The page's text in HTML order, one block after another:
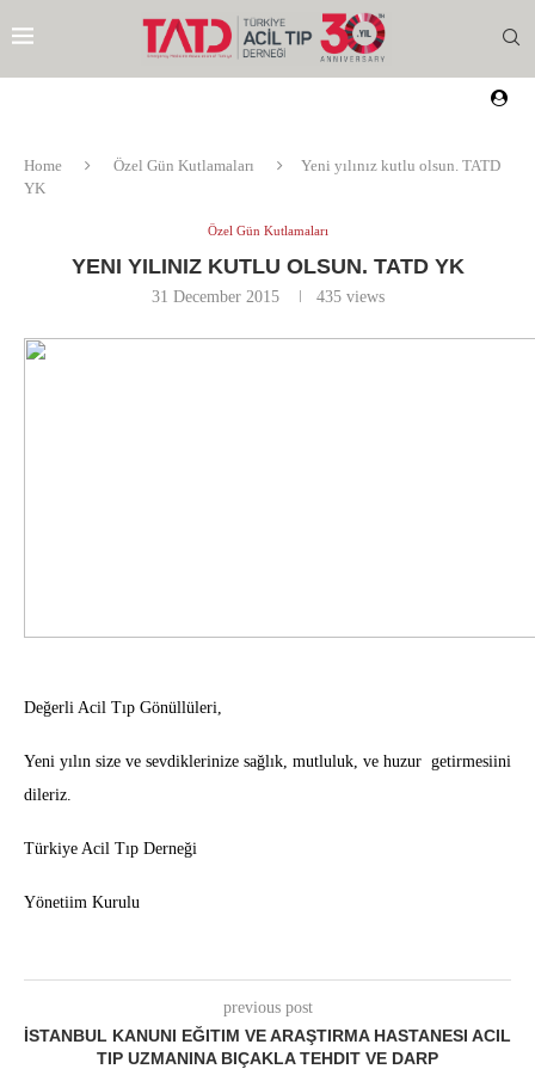
Home Özel Gün Kutlamaları
Yeni yılınız kutlu olsun. TATD
YK
Özel Gün Kutlamaları
YENI YILINIZ KUTLU OLSUN. TATD YK
31 December 2015 435views
Değerli Acil Tıp Gönüllüleri,
Yeni yılın size ve sevdiklerinize sağlık, mutluluk, ve huzur getirmesiini
dileriz.
Türkiye Acil Tıp Derneği
Yönetiim Kurulu
previous post
İSTANBUL KANUNI EĞITIM VE ARAŞTIRMA HASTANESI ACIL
TIP UZMANINA BIÇAKLA TEHDIT VE DARP